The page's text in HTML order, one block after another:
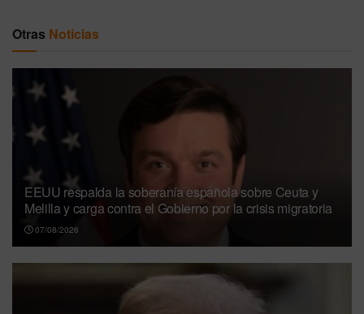
Otras Noticias
EEUU respalda la soberanía española sobre Ceuta y
Melilla y carga contra el Gobierno por la crisis migratoria
07/08/2026